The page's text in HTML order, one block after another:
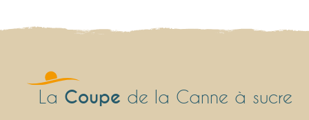
La Coupe de la Canne à sucre